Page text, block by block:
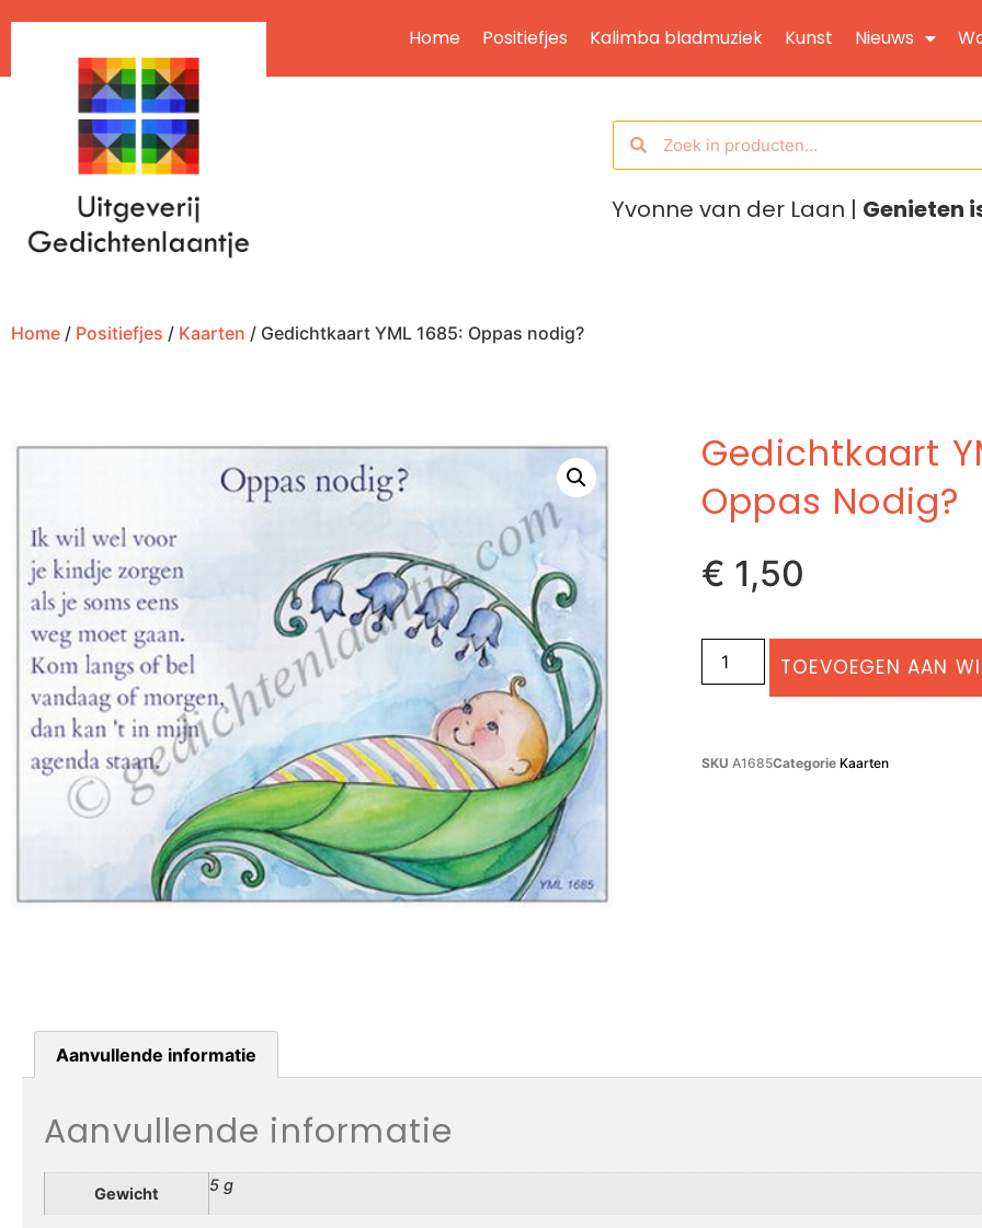
Home Positiefjes Kalimba bladmuziek Kunst Nieuws
Yvonne van der Laan | Genieten
Home / Positiefjes / Kaarten / Gedichtkaart YML 1685: Oppas nodig?
Gedichtkaart
Oppas Nodig?
€ 1,50
TOEVOEGEN AAN
SKU A1685Categorie Kaarten
Aanvullende informatie
Aanvullende informatie
Gewicht 5 g